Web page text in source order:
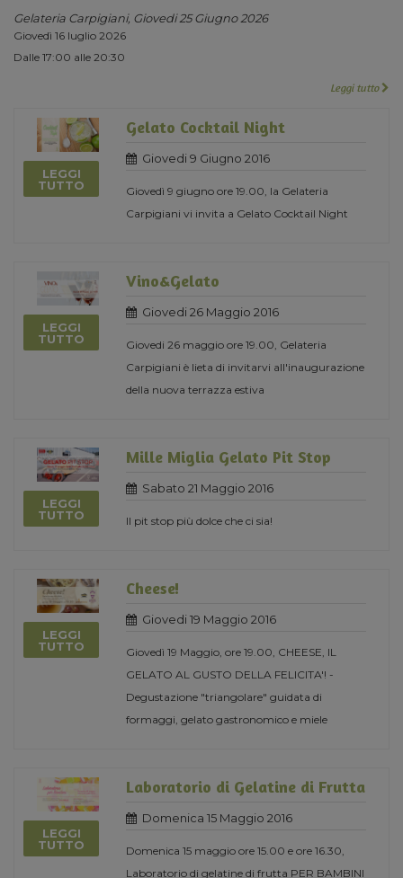
Gelateria Carpigiani, Giovedi 25 Giugno 2026
Giovedì 16 luglio 2026
Dalle 17:00 alle 20:30
Leggi tutto
LEGGI
TUTTO
Gelato Cocktail Night
Giovedi 9 Giugno 2016
Giovedì 9 giugno ore 19.00, la Gelateria
Carpigiani vi invita a Gelato Cocktail Night
LEGGI
TUTTO
Vino&Gelato
Giovedi 26 Maggio 2016
Giovedi 26 maggio ore 19.00, Gelateria
Carpigiani è lieta di invitarvi all'inaugurazione
della nuova terrazza estiva
LEGGI
TUTTO
Mille Miglia Gelato Pit Stop
Sabato 21 Maggio 2016
Il pit stop più dolce che ci sia!
LEGGI
TUTTO
Cheese!
Giovedi 19 Maggio 2016
Giovedì 19 Maggio, ore 19.00, CHEESE, IL
GELATO AL GUSTO DELLA FELICITA'! -
Degustazione "triangolare" guidata di
formaggi, gelato gastronomico e miele
LEGGI
TUTTO
Laboratorio di Gelatine di Frutta
Domenica 15 Maggio 2016
Domenica 15 maggio ore 15.00 e ore 16.30,
Laboratorio di gelatine di frutta PER BAMBINI